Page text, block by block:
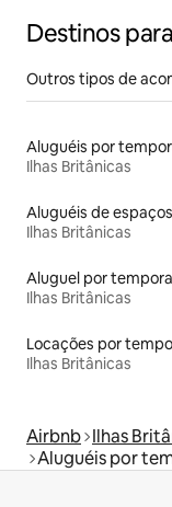
Destinos
Outros tipos de
Ilhas Britânicas
Ilhas Britânicas
Ilhas Britânicas
Ilhas Britânicas
Airbnb Ilhas
Aluguéis por